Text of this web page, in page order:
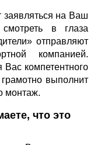
заявляться на Ваш
в глаза
отправляют
компанией.
компетентного
выполнит
монтаж.
что это